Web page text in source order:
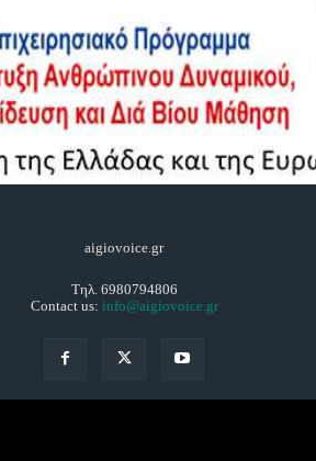
aigiovoice.gr
Τηλ. 6980794806
Contact us: info@aigiovoice.gr